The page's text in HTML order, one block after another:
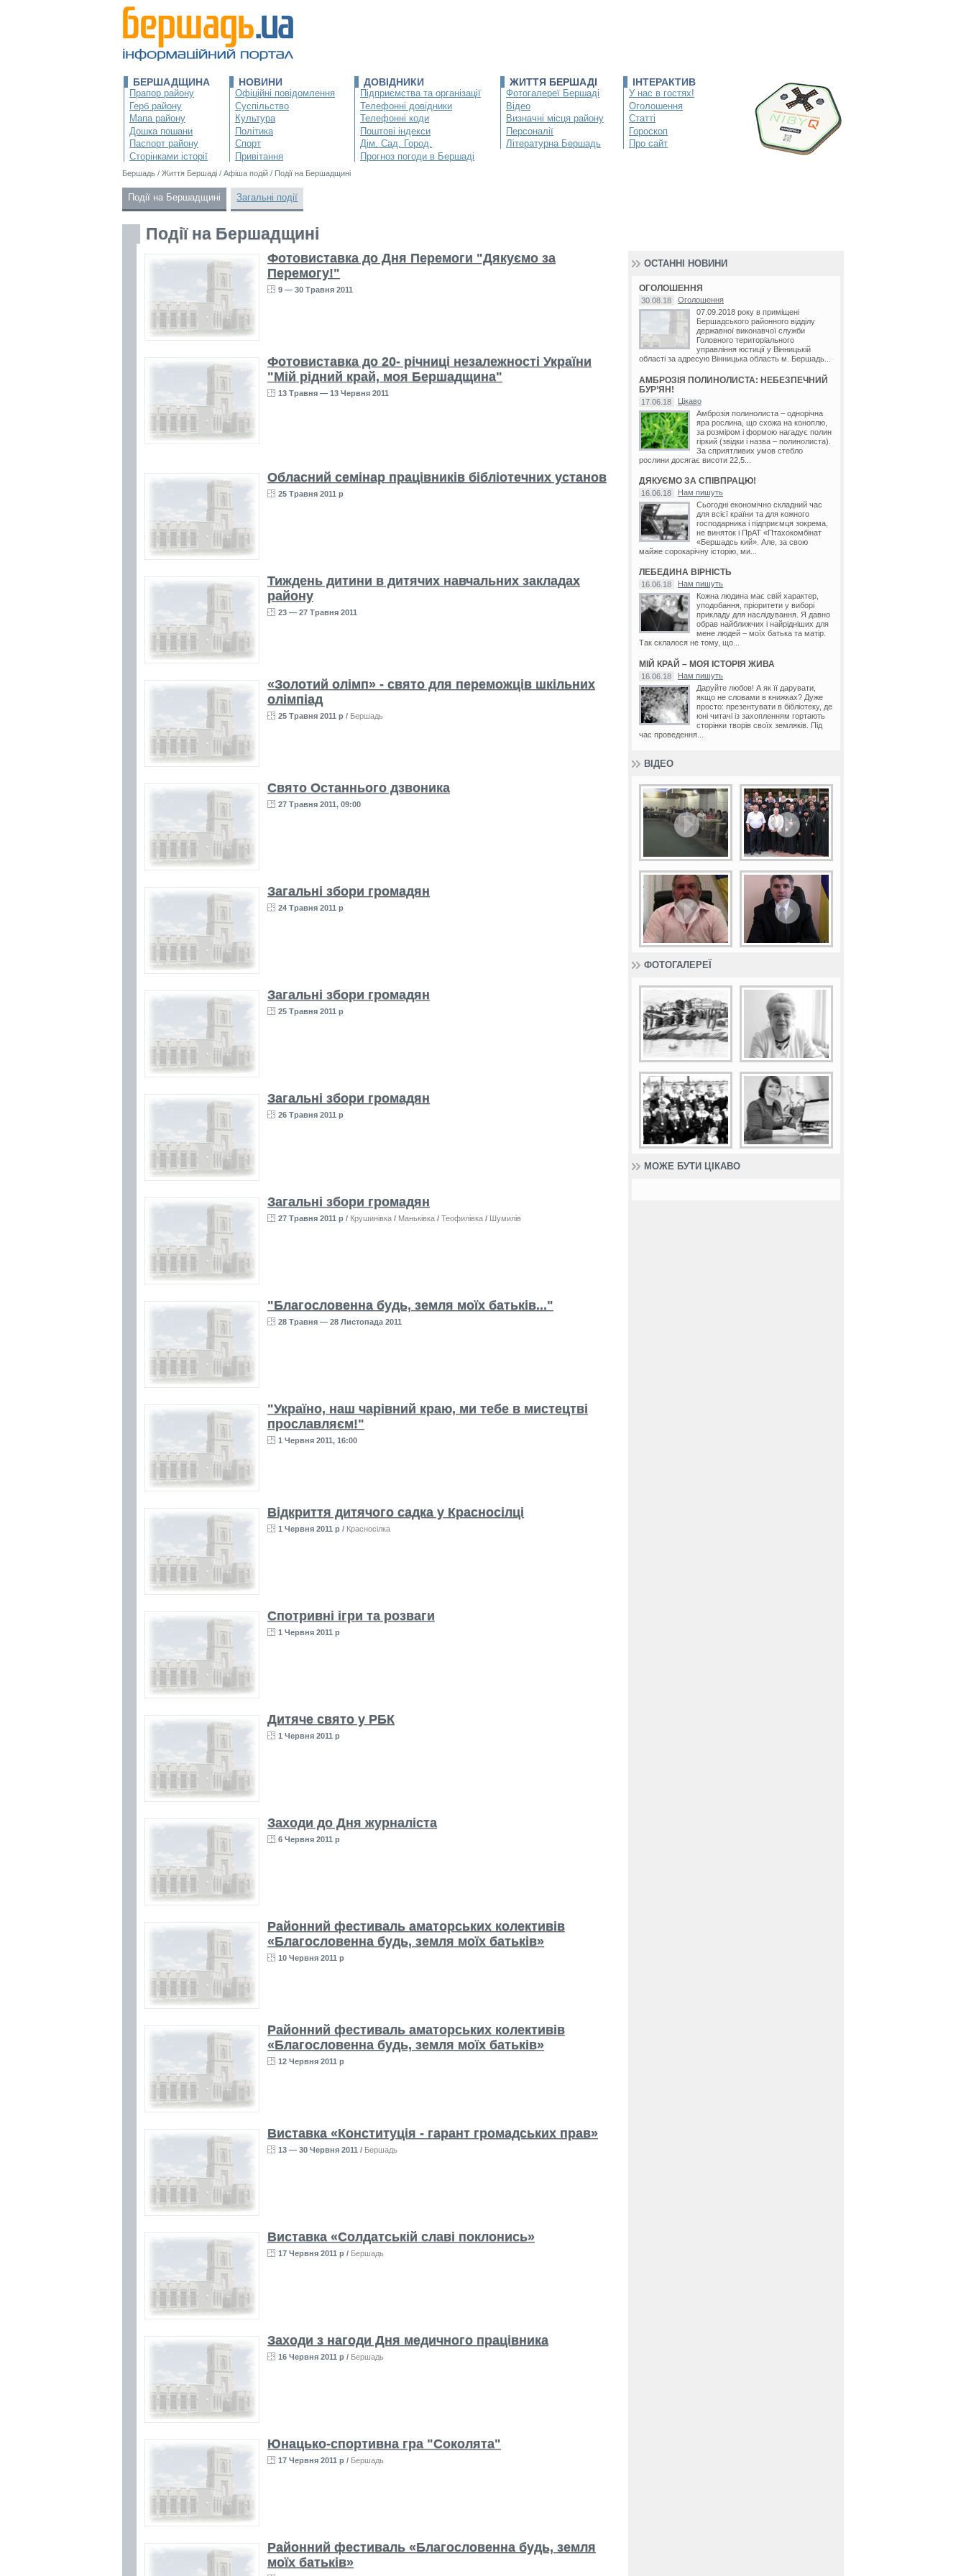
БЕРШАДЩИНА
Прапор району
Герб району
Мапа району
Дошка пошани
Паспорт району
Сторінками історії
НОВИНИ
Офіційні повідомлення
Суспільство
Культура
Політика
Спорт
Привітання
ДОВІДНИКИ
Підприємства та організації
Телефонні довідники
Телефонні коди
Поштові індекси
Дім. Сад. Город.
Прогноз погоди в Бершаді
ЖИТТЯ БЕРШАДІ
Фотогалереї Бершаді
Відео
Визначні місця району
Персоналії
Літературна Бершадь
ІНТЕРАКТИВ
У нас в гостях!
Оголошення
Статті
Гороскоп
Про сайт
Бершадь / Життя Бершаді / Афіша подій / Події на Бершадщині
Події на Бершадщині Загальні події
Події на Бершадщині
Фотовиставка до Дня Перемоги "Дякуємо за
Перемогу!"
9 — 30 Травня 2011
Фотовиставка до 20- річниці незалежності України
"Мій рідний край, моя Бершадщина"
13 Травня — 13 Червня 2011
Обласний семінар працівників бібліотечних установ
25 Травня 2011 р
Тиждень дитини в дитячих навчальних закладах
району
23 — 27 Травня 2011
«Золотий олімп» - свято для переможців шкільних
олімпіад
25 Травня 2011 р / Бершадь
Свято Останнього дзвоника
27 Травня 2011, 09:00
Загальні збори громадян
24 Травня 2011 р
Загальні збори громадян
25 Травня 2011 р
Загальні збори громадян
26 Травня 2011 р
Загальні збори громадян
27 Травня 2011 р / Крушинівка / Маньківка / Теофилівка / Шумилів
"Благословенна будь, земля моїх батьків..."
28 Травня — 28 Листопада 2011
"Україно, наш чарівний краю, ми тебе в мистецтві
прославляєм!"
1 Червня 2011, 16:00
Відкриття дитячого садка у Красносілці
1 Червня 2011 р / Красносілка
Спотривні ігри та розваги
1 Червня 2011 р
Дитяче свято у РБК
1 Червня 2011 р
Заходи до Дня журналіста
6 Червня 2011 р
Районний фестиваль аматорських колективів
«Благословенна будь, земля моїх батьків»
10 Червня 2011 р
Районний фестиваль аматорських колективів
«Благословенна будь, земля моїх батьків»
12 Червня 2011 р
Виставка «Конституція - гарант громадських прав»
13 — 30 Червня 2011 / Бершадь
Виставка «Солдатській славі поклонись»
17 Червня 2011 р / Бершадь
Заходи з нагоди Дня медичного працівника
16 Червня 2011 р / Бершадь
Юнацько-спортивна гра "Соколята"
17 Червня 2011 р / Бершадь
Районний фестиваль «Благословенна будь, земля
моїх батьків»
ОСТАННІ НОВИНИ
ОГОЛОШЕННЯ
30.08.18
Оголошення
07.09.2018 року в приміщені
Бершадського районного відділу
державної виконавчої служби
Головного територіального
управління юстиції у Вінницькій
області за адресую Вінницька область м. Бершадь...
АМБРОЗІЯ ПОЛИНОЛИСТА: НЕБЕЗПЕЧНИЙ
БУР’ЯН!
17.06.18
Цікаво
Амброзія полинолиста – однорічна
яра рослина, що схожа на коноплю,
за розміром і формою нагадує полин
гіркий (звідки і назва – полинолиста).
За сприятливих умов стебло
рослини досягає висоти 22,5...
ДЯКУЄМО ЗА СПІВПРАЦЮ!
16.06.18
Нам пишуть
Сьогодні економічно складний час
для всієї країни та для кожного
господарника і підприємця зокрема,
не виняток і ПрАТ «Птахокомбінат
«Бершадсь кий». Але, за свою
майже сорокарічну історію, ми...
ЛЕБЕДИНА ВІРНІСТЬ
16.06.18
Нам пишуть
Кожна людина має свій характер,
уподобання, пріоритети у виборі
прикладу для наслідування. Я давно
обрав найближчих і найрідніших для
мене людей – моїх батька та матір.
Так склалося не тому, що...
МІЙ КРАЙ – МОЯ ІСТОРІЯ ЖИВА
16.06.18
Нам пишуть
Даруйте любов! А як її дарувати,
якщо не словами в книжках? Дуже
просто: презентувати в бібліотеку, де
юні читачі із захопленням гортають
сторінки творів своїх земляків. Під
час проведення...
ВІДЕО
ФОТОГАЛЕРЕЇ
МОЖЕ БУТИ ЦІКАВО